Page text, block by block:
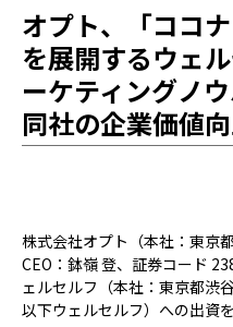
オプト、「ココ
を展開するウェ
ーケティングノ
同社の企業価値
株式会社オプト（本社：東京
CEO：鉢嶺 登、証券コード
ェルセルフ（本社：東京都渋
以下ウェルセルフ）への出資